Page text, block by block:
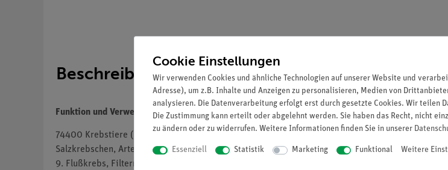
Beschreibung
Funktion und Verwendung
74400 Krebstiere (Crustacea). - 10 Präparate. 1. Wasserfloh, Daphnia 2. Hüpferling, Cyclops 3.
Salzkrebschen, Artemia salina, Entwicklungsstadien 6. Balanus oder Cyclops, Nauplius-Larve 7.
9. Flußkrebs, Filtermagen, quer 10. Flußkrebs, Darm, quer
Cookie Einstellungen
Wir verwenden Cookies und ähnliche Technologien auf unserer Website und
Adresse), um z.B. Inhalte und Anzeigen zu personalisieren, Medien von
analysieren. Die Datenverarbeitung erfolgt erst durch gesetzte Cookies. Wir teilen
Die Zustimmung kann erteilt oder abgelehnt werden. Sie haben das Recht, nicht
zu ändern oder zu widerrufen. Weitere Informationen finden Sie in unserer
Essenziell Statistik Marketing Funktional Weitere